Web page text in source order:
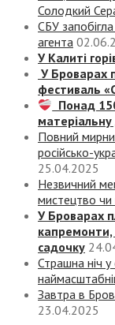
Солодкий
СБУ
агента
У Калиті
У Броварах
фестиваль
Понад
Повний
російсько-
25.04.2025
Незвичний
мистецтво
У Броварах
капремонти,
садочку
Страшна ніч у
Завтра в
23.04.2025